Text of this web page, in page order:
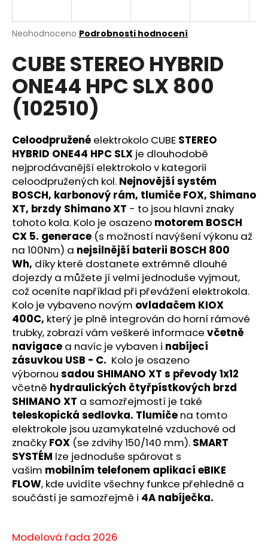
Průměrné
produktu
je
0,0
z
5
hvězdiček.
Neohodnoceno Podrobnosti hodnocení
CUBE STEREO HYBRID
ONE44 HPC SLX 800
(102510)
Celoodpružené elektrokolo CUBE STEREO
HYBRID ONE44 HPC SLX je dlouhodobě
nejprodávanější elektrokolo v kategorii
celoodpružených kol. Nejnovější systém
BOSCH, karbonový rám, tlumiče FOX, Shimano
XT, brzdy Shimano XT - to jsou hlavní znaky
tohoto kola. Kolo je osazeno motorem BOSCH
CX 5. generace (s možností navýšení výkonu až
na 100Nm) a nejsilnější baterii BOSCH 800
Wh, díky které dostanete extrémně dlouhé
dojezdy a můžete jí velmi jednoduše vyjmout,
což oceníte například při převážení elektrokola.
Kolo je vybaveno novým ovladačem KIOX
400C, který je plně integrován do horní rámové
trubky, zobrazí vám veškeré informace včetně
navigace a navíc je vybaven i nabíjecí
zásuvkou USB - C. Kolo je osazeno
výbornou sadou SHIMANO XT s převody 1x12
včetně hydraulických čtyřpístkových brzd
SHIMANO XT a samozřejmostí je také
teleskopická sedlovka. Tlumiče na tomto
elektrokole jsou uzamykatelné vzduchové od
značky FOX (se zdvihy 150/140 mm). SMART
SYSTÉM lze jednoduše spárovat s
vašim mobilním telefonem aplikací eBIKE
FLOW, kde uvidíte všechny funkce přehledně a
součástí je samozřejmě i 4A nabíječka.
Modelová řada 2026
j
t
?
HLEDAT
D
o
p
o
r
u
č
u
j
e
m
e